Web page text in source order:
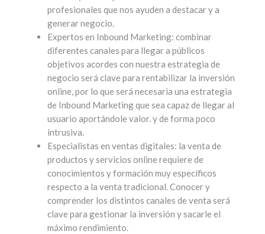
profesionales que nos ayuden a destacar y a
generar negocio.
Expertos en Inbound Marketing: combinar
diferentes canales para llegar a públicos
objetivos acordes con nuestra estrategia de
negocio será clave para rentabilizar la inversión
online, por lo que será necesaria una estrategia
de Inbound Marketing que sea capaz de llegar al
usuario aportándole valor. y de forma poco
intrusiva.
Especialistas en ventas digitales: la venta de
productos y servicios online requiere de
conocimientos y formación muy específicos
respecto a la venta tradicional. Conocer y
comprender los distintos canales de venta será
clave para gestionar la inversión y sacarle el
máximo rendimiento.